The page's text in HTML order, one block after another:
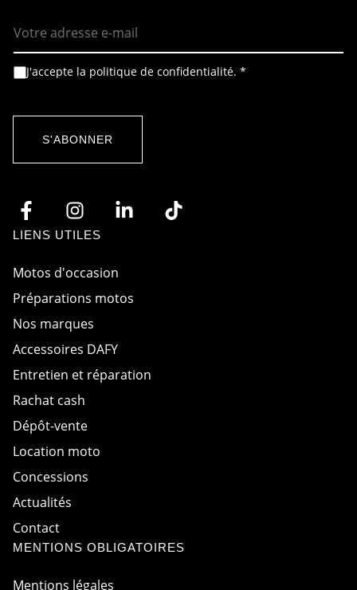
-
a
i
l
A
o
G
m
a
l
A
c
G
J'accepte la politique de confidentialité. *
S'ABONNER
LIENS UTILES
Motos d'occasion
Préparations motos
Nos marques
Accessoires DAFY
Entretien et réparation
Rachat cash
Dépôt-vente
Location moto
Concessions
Actualités
Contact
MENTIONS OBLIGATOIRES
Mentions légales